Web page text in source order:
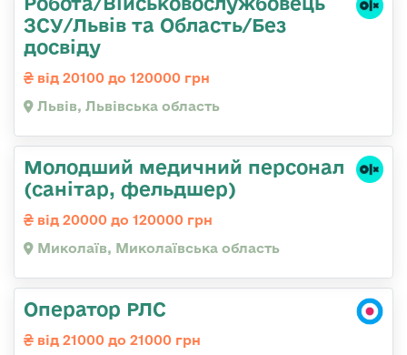
ЗСУ/Львів та Область/Без
досвіду
від 20100 до 120000 грн
Львів, Львівська область
Молодший медичний персонал
(санітар, фельдшер)
від 20000 до 120000 грн
Миколаїв, Миколаївська область
Оператор РЛС
від 21000 до 21000 грн